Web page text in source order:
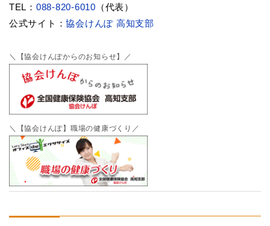
TEL： 088-820-6010 （代表）
公式サイト：協会けんぽ 高知支部
＼【協会けんぽからのお知らせ】／
＼【協会けんぽ】職場の健康づくり／